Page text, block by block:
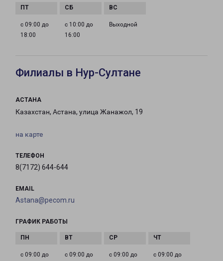
с 09:00 до
18:00
с 10:00 до
16:00
Выходной
Филиалы в Нур-Султане
АСТАНА
Казахстан, Астана, улица Жанажол, 19
на карте
ТЕЛЕФОН
8(7172) 644-644
EMAIL
Astana@pecom.ru
ГРАФИК РАБОТЫ
с 09:00 до с 09:00 до с 09:00 до с 09:00 до